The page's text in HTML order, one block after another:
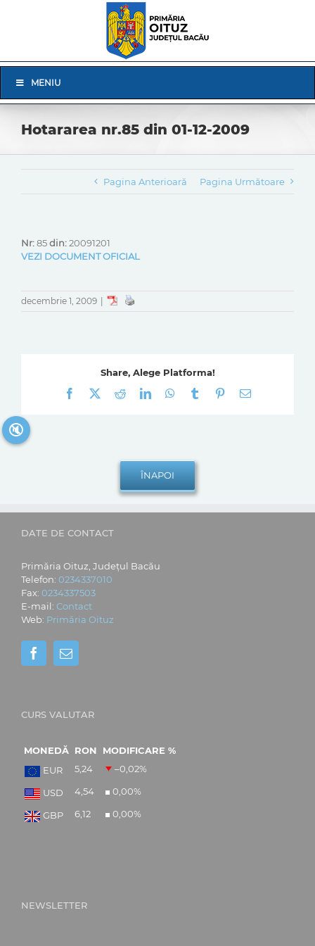
Navigation
MENIU
Hotararea nr.85 din 01-12-2009
Pagina Anterioară Pagina Următoare
Nr:85din:20091201
VEZI DOCUMENT OFICIAL
decembrie 1, 2009
Share, Alege Platforma!
Facebook
RedditLinkedInWhatsApp
Tumblr Pinterest
E-
DATE DE CONTACT
Primăria Oituz, Județul Bacău
Telefon: 0234337010
Fax: 0234337503
E-mail: Contact
Web: Primăria Oituz
CURS VALUTAR
MONEDĂ RON
MODIFICARE %
EUR
5,24 –0,02%
USD 4,54 0,00%
GBP 6,12 0,00%
NEWSLETTER
🔇